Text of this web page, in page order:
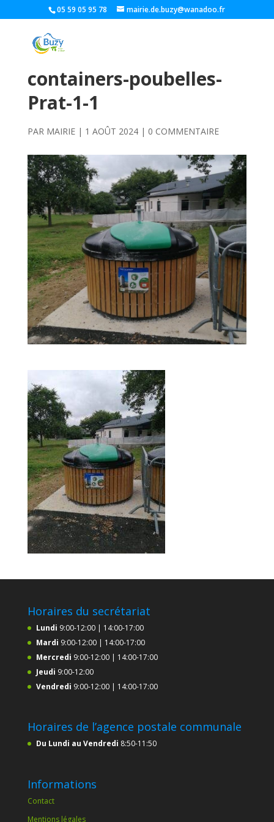
05 59 05 95 78 mairie.de.buzy@wanadoo.fr
containers-poubelles-
Prat-1-1
PAR MAIRIE| 1 AOÛT 2024| 0 COMMENTAIRE
Horaires du secrétariat
Lundi 9:00-12:00 | 14:00-17:00
Mardi 9:00-12:00 | 14:00-17:00
Mercredi 9:00-12:00 | 14:00-17:00
Jeudi 9:00-12:00
Vendredi 9:00-12:00 | 14:00-17:00
Horaires de l’agence postale communale
Du Lundi au Vendredi 8:50-11:50
Informations
Contact
Mentions légales